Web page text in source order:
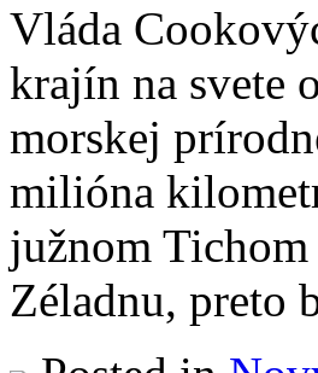
Vláda
krajín na svete
morskej
milióna
južnom
Zéladnu, preto